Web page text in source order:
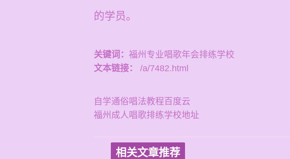
的学员。
关键词： 福州专业唱歌年会排练学校
文本链接：
/a/7482.html
自学通俗唱法教程百度云
福州成人唱歌排练学校地址
相关文章推荐